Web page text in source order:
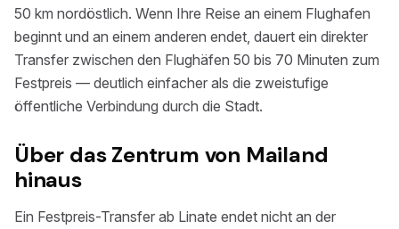
50 km nordöstlich. Wenn Ihre Reise an einem Flughafen
beginnt und an einem anderen endet, dauert ein direkter
Transfer zwischen den Flughäfen 50 bis 70 Minuten zum
Festpreis — deutlich einfacher als die zweistufige
öffentliche Verbindung durch die Stadt.
Über das Zentrum von Mailand
hinaus
Ein Festpreis-Transfer ab Linate endet nicht an der